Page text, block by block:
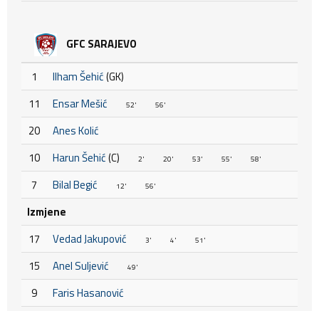
GFC SARAJEVO
1 Ilham Šehić(GK)
11
Ensar Mešić 52' 56'
20
Anes Kolić
10
Harun Šehić(C) 2' 20' 53' 55' 58'
7 Bilal Begić 12' 56'
Izmjene
17
Vedad Jakupović 3' 4' 51'
15 Anel Suljević 49'
9
Faris Hasanović